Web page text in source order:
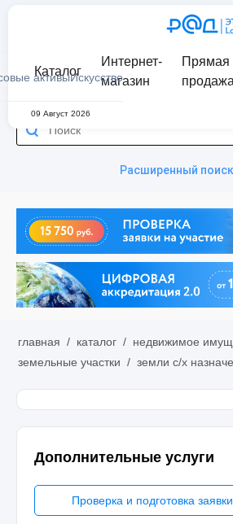
активыИскусство
Каталог
Интернет-
магазин
Прямая
продажа
09 Август 2026
Расширенный поиск
главная / каталог / недвижимое
земельные участки / земли с/х
Дополнительные услуги
Проверка и подготовка